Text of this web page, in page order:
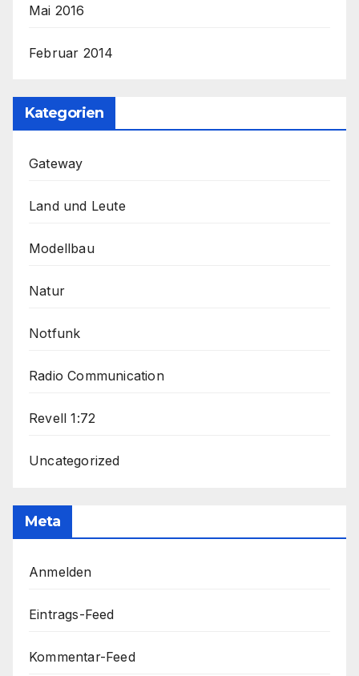
Mai 2016
Februar 2014
Kategorien
Gateway
Land und Leute
Modellbau
Natur
Notfunk
Radio Communication
Revell 1:72
Uncategorized
Meta
Anmelden
Eintrags-Feed
Kommentar-Feed